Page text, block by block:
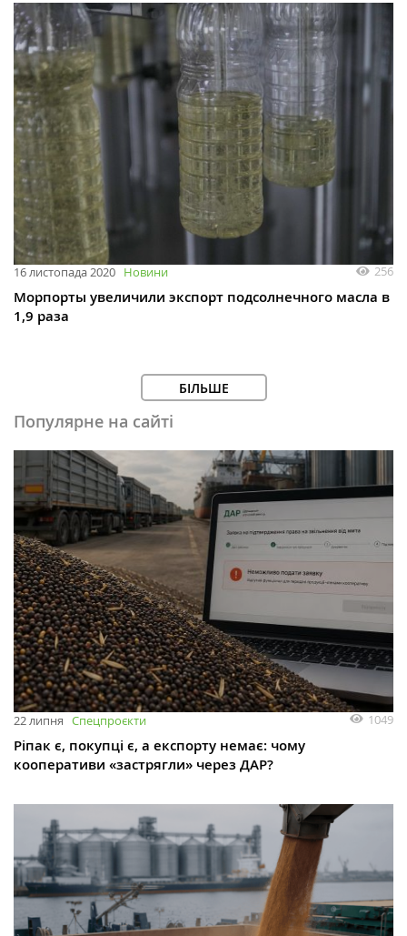
16 листопада 2020 Новини 256
Морпорты увеличили экспорт подсолнечного масла в
1,9 раза
БІЛЬШЕ
Популярне на сайті
22 липня Спецпроєкти 1049
Ріпак є, покупці є, а експорту немає: чому
кооперативи «застрягли» через ДАР?